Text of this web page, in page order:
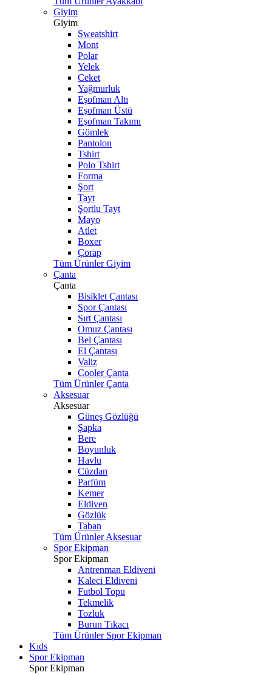
Giyim
Giyim
Sweatshirt
Mont
Polar
Yelek
Ceket
Yağmurluk
Eşofman Altı
Eşofman Üstü
Eşofman Takımı
Gömlek
Pantolon
Tshirt
Polo Tshirt
Forma
Şort
Tayt
Şortlu Tayt
Mayo
Atlet
Boxer
Çorap
Tüm Ürünler Giyim
Çanta
Çanta
Bisiklet Çantası
Spor Çantası
Sırt Çantası
Omuz Çantası
Bel Çantası
El Çantası
Valiz
Cooler Çanta
Tüm Ürünler Çanta
Aksesuar
Aksesuar
Güneş Gözlüğü
Şapka
Bere
Boyunluk
Havlu
Cüzdan
Parfüm
Kemer
Eldiven
Gözlük
Taban
Tüm Ürünler Aksesuar
Spor Ekipman
Spor Ekipman
Antrenman Eldiveni
Kaleci Eldiveni
Futbol Topu
Tekmelik
Tozluk
Burun Tıkacı
Tüm Ürünler Spor Ekipman
Kıds
Spor Ekipman
Spor Ekipman